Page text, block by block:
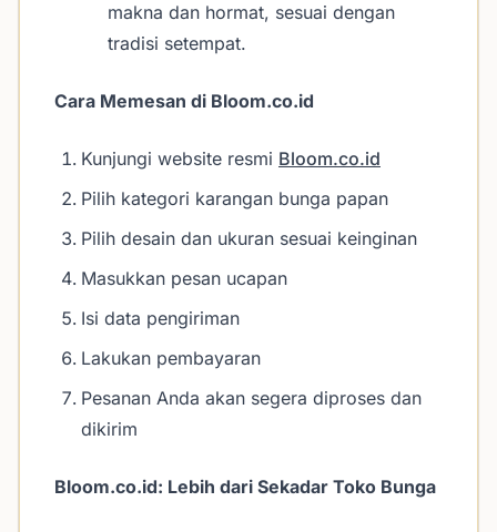
makna dan hormat, sesuai dengan
tradisi setempat.
Cara Memesan di Bloom.co.id
Kunjungi website resmi Bloom.co.id
Pilih kategori karangan bunga papan
Pilih desain dan ukuran sesuai keinginan
Masukkan pesan ucapan
Isi data pengiriman
Lakukan pembayaran
Pesanan Anda akan segera diproses dan
dikirim
Bloom.co.id: Lebih dari Sekadar Toko Bunga